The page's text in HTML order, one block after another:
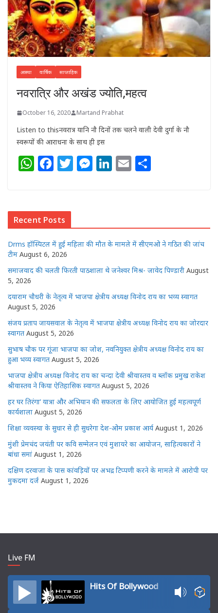
आस्था वार्षिक साप्ताहिक
नवरात्रि और अखंड ज्योति,महत्व
October 16, 2020 Martand Prabhat
Listen to thisनवरात्र यानि नौ दिनों तक चलने वाली देवी दुर्गा के नौ
स्वरूपों की आराधना के साथ ही इस
W
s
A
p
p
F
e
b
o
o
k
T
r
M
n
g
r
Li
dI
n
E
Recent Posts
Drms हॉस्पिटल में हुई महिला की मौत के मामले में सीएमओ ने गठित की जांच
टीम August 6, 2026
समाजवाद की चलती फिरती पाठशाला थे जनेश्वर मिश्र- जावेद पिण्डारी August
5, 2026
दयाराम चौधरी के नेतृत्व में भाजपा क्षेत्रीय अध्यक्ष विनोद राय का भव्य स्वागत
August 5, 2026
संजय प्रताप जायसवाल के नेतृत्व में भाजपा क्षेत्रीय अध्यक्ष विनोद राय का जोरदार
स्वागत August 5, 2026
सुभाष चौक पर गूंजा भाजपा का जोश, नवनियुक्त क्षेत्रीय अध्यक्ष विनोद राय का
हुआ भव्य स्वागत August 5, 2026
भाजपा क्षेत्रीय अध्यक्ष विनोद राय का चन्दा देवी श्रीवास्तव व ब्लॉक प्रमुख राकेश
श्रीवास्तव ने किया ऐतिहासिक स्वागत August 5, 2026
हर घर तिरंगा’ यात्रा और अभियान की सफलता के लिए आयोजित हुई महत्वपूर्ण
कार्यशाला August 5, 2026
शिक्षा व्यवस्था के सुधार से ही सुधरेगा देश-ओम प्रकाश आर्य August 1, 2026
मुंशी प्रेमचंद जयंती पर कवि सम्मेलन एवं मुशायरे का आयोजन, साहित्यकारों ने
बांधा समां August 1, 2026
दक्षिण दरवाजा के पास कांवड़ियों पर अभद्र टिप्पणी करने के मामले में आरोपी पर
मुकदमा दर्ज August 1, 2026
Live FM
Hits Of Bollywood